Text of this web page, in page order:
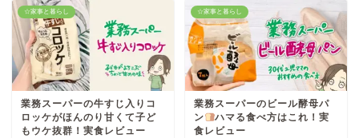
☆家事と暮らし
業務スーパーの牛すじ入りコ
ロッケがほんのり甘くて子ど
もウケ抜群！実食レビュー
☆家事と暮らし
業務スーパーのビール酵母パ
ン
ハマる食べ方はこれ！実
食レビュー